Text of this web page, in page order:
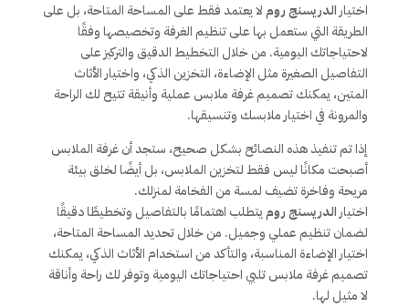
اختيار الدريسنج روملا يعتمد فقط على المساحة المتاحة، بل على
الطريقة التي ستعمل بها على تنظيم الغرفة وتخصيصها وفقًا
لاحتياجاتك اليومية. من خلال التخطيط الدقيق والتركيز على
التفاصيل الصغيرة مثل الإضاءة، التخزين الذكي، واختيار الأثاث
المتين، يمكنك تصميم غرفة ملابس عملية وأنيقة تتيح لك الراحة
والمرونة في اختيار ملابسك وتنسيقها.
إذا تم تنفيذ هذه النصائح بشكل صحيح، ستجد أن غرفة الملابس
أصبحت مكانًا ليس فقط لتخزين الملابس، بل أيضًا لخلق بيئة
مريحة وفاخرة تضيف لمسة من الفخامة لمنزلك.
اختيار الدريسنج روميتطلب اهتمامًا بالتفاصيل وتخطيطًا دقيقًا
لضمان تنظيم عملي وجميل. من خلال تحديد المساحة المتاحة،
اختيار الإضاءة المناسبة، والتأكد من استخدام الأثاث الذكي، يمكنك
تصميم غرفة ملابس تلبي احتياجاتك اليومية وتوفر لك راحة وأناقة
لا مثيل لها.